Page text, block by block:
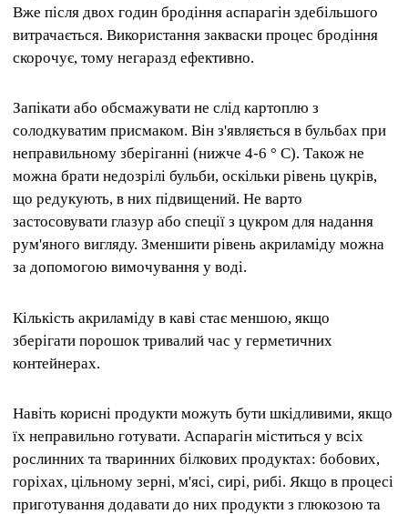
Вже після двох годин бродіння аспарагін здебільшого
витрачається. Використання закваски процес бродіння
скорочує, тому негаразд ефективно.
Запікати або обсмажувати не слід картоплю з
солодкуватим присмаком. Він з'являється в бульбах при
неправильному зберіганні (нижче 4-6 ° C). Також не
можна брати недозрілі бульби, оскільки рівень цукрів,
що редукують, в них підвищений. Не варто
застосовувати глазур або спеції з цукром для надання
рум'яного вигляду. Зменшити рівень акриламіду можна
за допомогою вимочування у воді.
Кількість акриламіду в каві стає меншою, якщо
зберігати порошок тривалий час у герметичних
контейнерах.
Навіть корисні продукти можуть бути шкідливими, якщо
їх неправильно готувати. Аспарагін міститься у всіх
рослинних та тваринних білкових продуктах: бобових,
горіхах, цільному зерні, м'ясі, сирі, рибі. Якщо в процесі
приготування додавати до них продукти з глюкозою та